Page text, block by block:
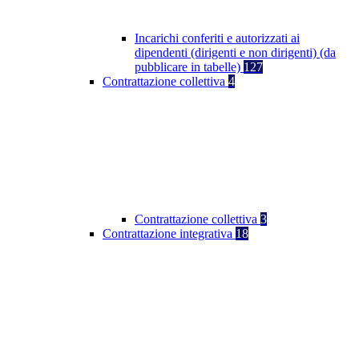
Incarichi conferiti e autorizzati ai
dipendenti (dirigenti e non dirigenti) (da
pubblicare in tabelle) 127
Contrattazione collettiva 4
Contrattazione collettiva 3
Contrattazione integrativa 18